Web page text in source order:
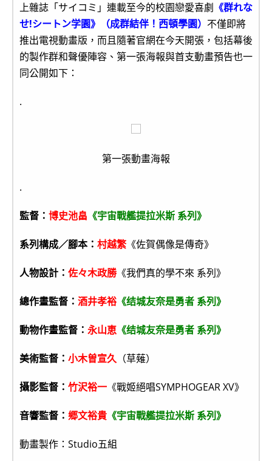
上雜誌「サイコミ」連載至今的校園戀愛喜劇 《群れな
せ!シートン学園》（成群結伴！西頓學園） 不僅即將
推出電視動畫版，而且隨著官網在今天開張，包括幕後
的製作群和聲優陣容、第一張海報與首支動畫預告也一
同公開如下：
.
第一張動畫海報
.
監督： 博史池畠 《宇宙戰艦提拉米斯 系列》
系列構成／腳本： 村越繁 《佐賀偶像是傳奇》
人物設計： 佐々木政勝《我們真的學不來 系列》
總作畫監督： 酒井孝裕 《结城友奈是勇者 系列》
動物作畫監督： 永山恵 《结城友奈是勇者 系列》
美術監督： 小木曽宣久 （草薙）
攝影監督： 竹沢裕一 《戰姬絕唱SYMPHOGEAR XV》
音響監督： 郷文裕貴 《宇宙戰艦提拉米斯 系列》
動畫製作：Studio五組